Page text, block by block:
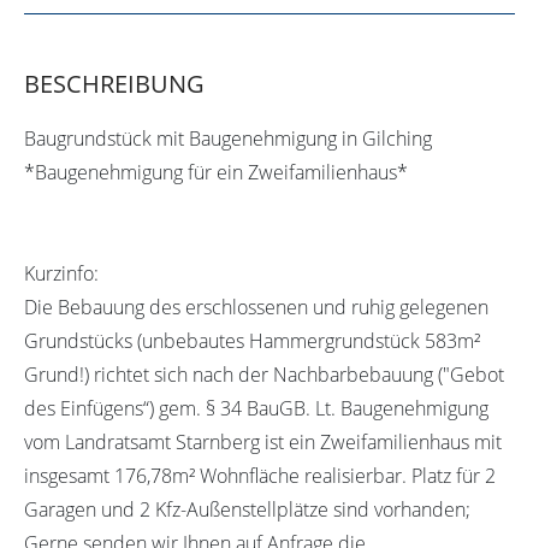
BESCHREIBUNG
Baugrundstück mit Baugenehmigung in Gilching
*Baugenehmigung für ein Zweifamilienhaus*
Kurzinfo:
Die Bebauung des erschlossenen und ruhig gelegenen
Grundstücks (unbebautes Hammergrundstück 583m²
Grund!) richtet sich nach der Nachbarbebauung ("Gebot
des Einfügens“) gem. § 34 BauGB. Lt. Baugenehmigung
vom Landratsamt Starnberg ist ein Zweifamilienhaus mit
insgesamt 176,78m² Wohnfläche realisierbar. Platz für 2
Garagen und 2 Kfz-Außenstellplätze sind vorhanden;